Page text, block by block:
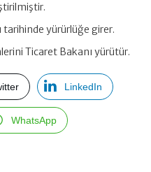
tarihinde yürürlüğe girer.
Ticaret Bakanı yürütür.
LinkedIn
WhatsApp